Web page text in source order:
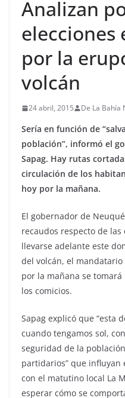
Analizan
elecciones
por la
volcán
24 abril, 2015 De La Bahía
Sería en función de
población”, informó el
Sapag. Hay rutas
circulación de los
hoy por la mañana.
El gobernador de
recaudos respecto de
llevarse adelante este
del volcán, el
por la mañana se
los comicios.
Sapag explicó que “esta
cuando tengamos sol,
seguridad de la
partidarios” que influyan
con el matutino local La
esperar cómo se